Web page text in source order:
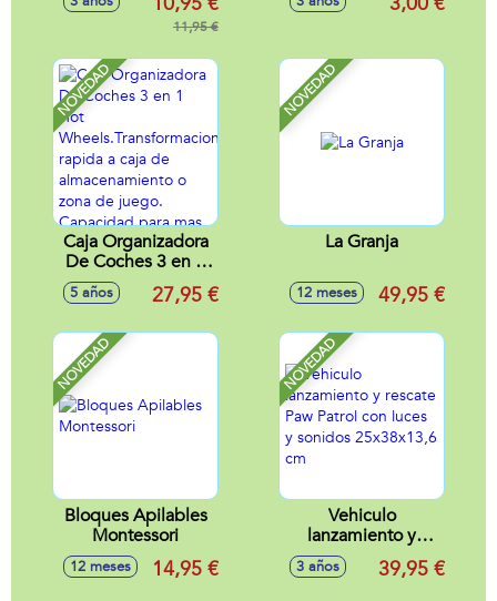
- Modelos surtidos
11,95 €
escala 1:64 -
NOVEDAD
Caja Organizadora
De Coches 3 en 1
Wheels.Transformacion
almacenamiento o
zona de juego.
Capacidad para
mas de 200
coches.
5 años 27,95 €
NOVEDAD
La Granja
12 meses 49,95 €
NOVEDAD
Bloques Apilables
Montessori
12 meses 14,95 €
NOVEDAD
Vehiculo
lanzamiento y
rescate Paw Patrol
con luces y sonidos
3 años 39,95 €